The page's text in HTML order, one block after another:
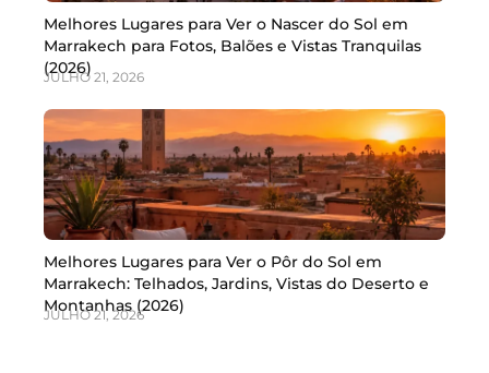
Melhores Lugares para Ver o Nascer do Sol em
Marrakech para Fotos, Balões e Vistas Tranquilas
(2026)
JULHO 21, 2026
Melhores Lugares para Ver o Pôr do Sol em
Marrakech: Telhados, Jardins, Vistas do Deserto e
Montanhas (2026)
JULHO 21, 2026